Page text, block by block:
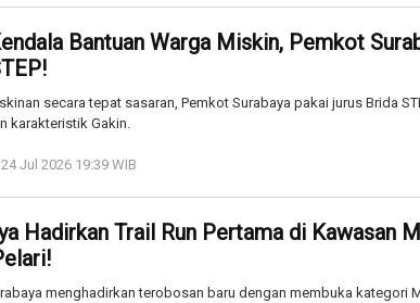
Bantuan Warga Miskin, Pemkot
secara tepat sasaran, Pemkot Surabaya pakai jurus Brida
karakteristik Gakin.
Jul 2026 19:39 WIB
Hadirkan Trail Run Pertama di Kawasan
menghadirkan terobosan baru dengan membuka kategori